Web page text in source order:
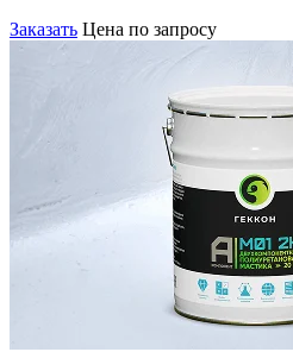
Заказать Цена по запросу